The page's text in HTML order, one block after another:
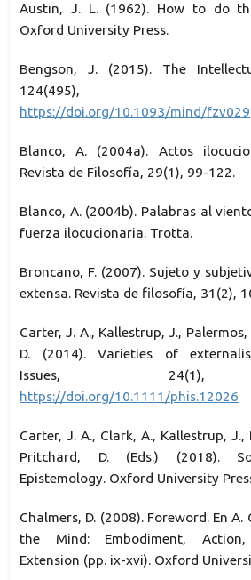
Austin, J. L. (1962). How to do
Oxford University Press.
Bengson, J. (2015). The
124(495),
https://doi.org/10.1093/mind/fzv029
Blanco, A. (2004a). Actos
Revista de Filosofía, 29(1), 99-122.
Blanco, A. (2004b). Palabras al
fuerza ilocucionaria. Trotta.
Broncano, F. (2007). Sujeto y
extensa. Revista de filosofía, 31(2),
Carter, J. A., Kallestrup, J.,
D. (2014). Varieties of
Issues, 24(1),
https://doi.org/10.1111/phis.12026
Carter, J. A., Clark, A., Kallestrup, J.,
Pritchard, D. (Eds.) (2018).
Epistemology. Oxford University
Chalmers, D. (2008). Foreword. En
the Mind: Embodiment,
Extension (pp. ix-xvi). Oxford